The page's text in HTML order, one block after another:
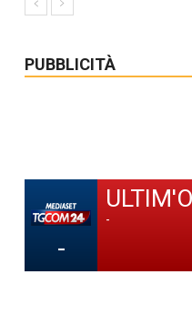
PUBBLICITÀ
-
-